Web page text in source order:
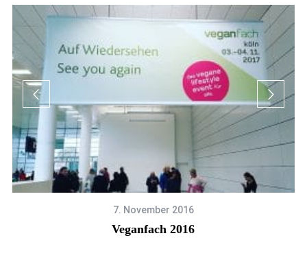
7. November 2016
Veganfach 2016